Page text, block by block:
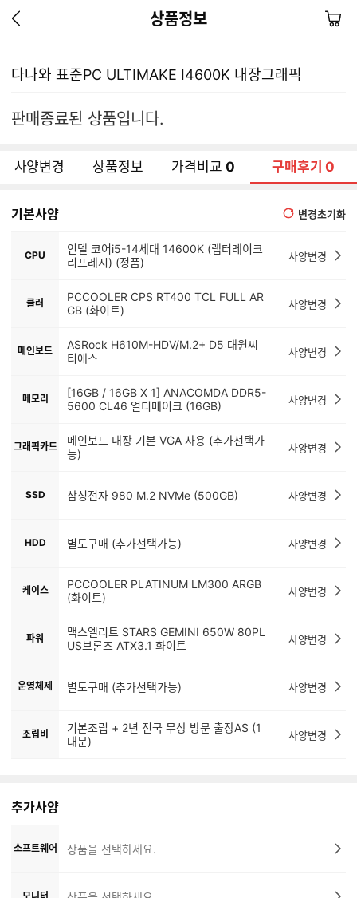
상품정보
이
지
기
장
바
다나와 표준PC ULTIMAKE I4600K 내장그래픽
판매종료된 상품입니다.
사양변경 상품정보 가격비교0 구매후기 0
기본사양 변경초기화
CPU
인텔 코어i5-14세대 14600K (랩터레이크
리프레시) (정품)
사양변경
쿨러
PCCOOLER CPS RT400 TCL FULL AR
GB (화이트)
사양변경
메인보드
ASRock H610M-HDV/M.2+ D5 대원씨
티에스
사양변경
메모리
[16GB / 16GB X 1] ANACOMDA DDR5-
5600 CL46 얼티메이크 (16GB)
사양변경
그래픽카드
메인보드 내장 기본 VGA 사용 (추가선택가
능)
사양변경
SSD 삼성전자 980 M.2 NVMe (500GB) 사양변경
HDD 별도구매 (추가선택가능) 사양변경
케이스
PCCOOLER PLATINUM LM300 ARGB
(화이트)
사양변경
파워
맥스엘리트 STARS GEMINI 650W 80PL
US브론즈 ATX3.1 화이트
사양변경
운영체제 별도구매 (추가선택가능) 사양변경
조립비
기본조립 + 2년 전국 무상 방문 출장AS (1
대분)
사양변경
추가사양
소프트웨어 상품을 선택하세요.